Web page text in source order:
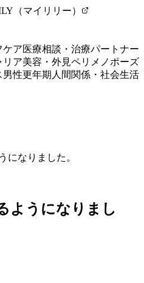
（マイリリー）
ケア医療相談・治療パートナー
リア美容・外見ペリメノポーズ
男性更年期 人間関係・社会生活
になりました。
ようになりまし